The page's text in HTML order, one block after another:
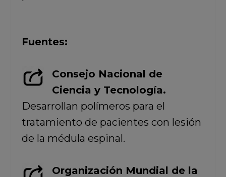
Fuentes:
Consejo Nacional de
Ciencia y Tecnología.
Desarrollan polímeros para el
tratamiento de pacientes con lesión
de la médula espinal.
Organización Mundial de la